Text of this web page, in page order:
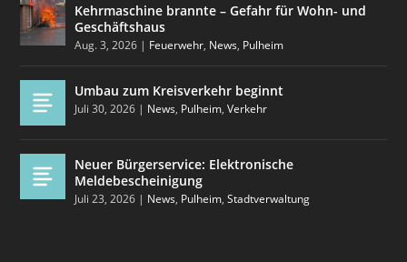
Kehrmaschine brannte – Gefahr für Wohn- und
Geschäftshaus
Aug. 3, 2026 | Feuerwehr, News, Pulheim
Umbau zum Kreisverkehr beginnt
Juli 30, 2026 | News, Pulheim,Verkehr
Neuer Bürgerservice: Elektronische
Meldebescheinigung
Juli 23, 2026 | News, Pulheim,Stadtverwaltung